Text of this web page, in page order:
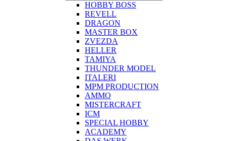
HOBBY BOSS
REVELL
DRAGON
MASTER BOX
ZVEZDA
HELLER
TAMIYA
THUNDER MODEL
ITALERI
MPM PRODUCTION
AMMO
MISTERCRAFT
ICM
SPECIAL HOBBY
ACADEMY